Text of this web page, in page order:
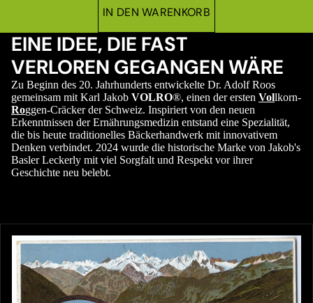
IN DEN WARENKORB
EINE IDEE, DIE FAST
VERLOREN GEGANGEN WÄRE
Zu Beginn des 20. Jahrhunderts entwickelte Dr. Adolf Roos
gemeinsam mit Karl Jakob VOLRO®, einen der ersten Vollkorn-
Roggen-Cräcker der Schweiz. Inspiriert von den neuen
Erkenntnissen der Ernährungsmedizin entstand eine Spezialität,
die bis heute traditionelles Bäckerhandwerk mit innovativem
Denken verbindet. 2024 wurde die historische Marke von Jakob's
Basler Leckerly mit viel Sorgfalt und Respekt vor ihrer
Geschichte neu belebt.